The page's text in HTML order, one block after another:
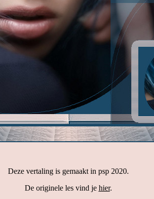
Deze vertaling is gemaakt in psp 2020.
De originele les vind je hier.